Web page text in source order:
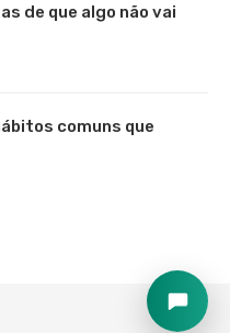
de que algo não vai
comuns que